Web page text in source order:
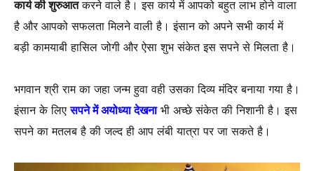
कार्य की शुरुआतकरने वाले है। इस कार्य में आपको बहुत लाभ होने वाला
है और आपको सफलता मिलने वाली है। इंसान को अपने सभी कार्य में
बड़ी कामयाबी हासिल जोगी और ऐसा शुभ संकेत इस सपने से मिलता है।
भगवान श्री राम का जहा जन्म हुवा वही उसका दिव्य मंदिर बनाया गया है।
इंसान के लिएसपने में अयोध्या देखनाभी अच्छे संकेत की निशानी है। इस
सपने का मतलब है की जल्द ही आप लंबी यात्रा पर जा सकते है।